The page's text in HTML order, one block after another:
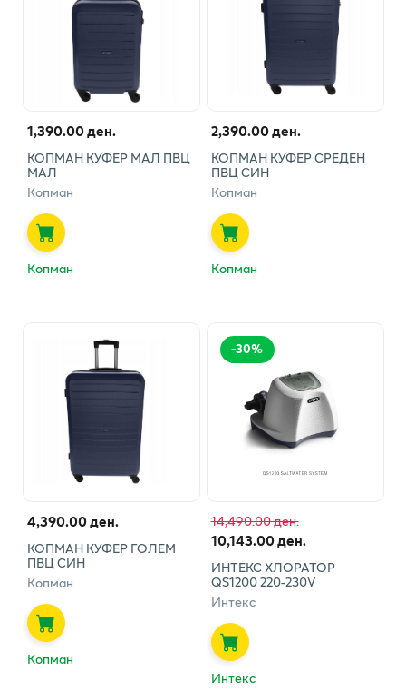
1,390.00 ден.
КОПМАН КУФЕР МАЛ ПВЦ
МАЛ
Копман
Копман
2,390.00 ден.
КОПМАН КУФЕР СРЕДЕН
ПВЦ СИН
Копман
Копман
4,390.00 ден.
КОПМАН КУФЕР ГОЛЕМ
ПВЦ СИН
Копман
Копман
-30%
14,490.00 ден.
10,143.00 ден.
ИНТЕКС ХЛОРАТОР
QS1200 220-230V
Интекс
Интекс